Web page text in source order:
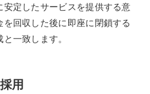
定したサービスを提供する意
回収した後に即座に閉鎖する
一致します。
用